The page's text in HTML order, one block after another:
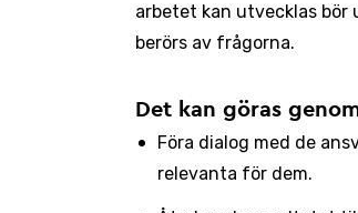
arbetet kan utvecklas bör
berörs av frågorna.
Det kan göras
Föra dialog med de
relevanta för dem.